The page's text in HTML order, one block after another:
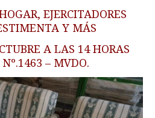
EJERCITADORES
Y MÁS
A LAS 14 HORAS
– MVDO.